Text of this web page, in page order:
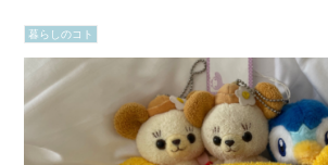
暮らしのコト